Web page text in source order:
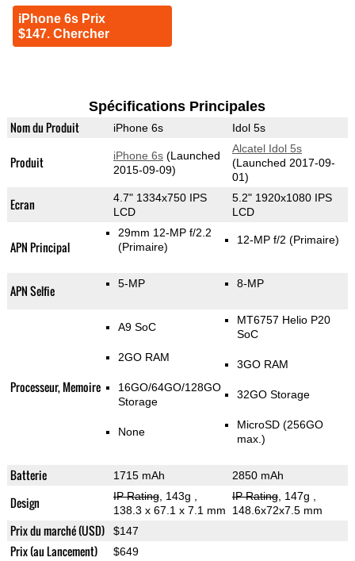
iPhone 6s Prix
$147. Chercher
Spécifications Principales
Nom du Produit iPhone 6s Idol 5s
Produit iPhone 6s(Launched
2015-09-09)
Alcatel Idol 5s
(Launched 2017-09-
01)
Ecran
4.7" 1334x750 IPS
LCD
5.2" 1920x1080 IPS
LCD
APN Principal
29mm 12-MP f/2.2
(Primaire)
12-MP f/2 (Primaire)
APN Selfie 5-MP 8-MP
Processeur, Memoire
A9 SoC
2GO RAM
16GO/64GO/128GO
Storage
None
MT6757 Helio P20
SoC
3GO RAM
32GO Storage
MicroSD (256GO
max.)
Batterie 1715 mAh 2850 mAh
Design IP Rating, 143g
138.3 x 67.1 x 7.1 mm
IP Rating, 147g
148.6x72x7.5 mm
Prix du marché (USD) $147
Prix (au Lancement) $649